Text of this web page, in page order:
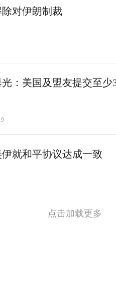
对伊朗制裁
：美国及盟友提交至少
就和平协议达成一致
点击加载更多